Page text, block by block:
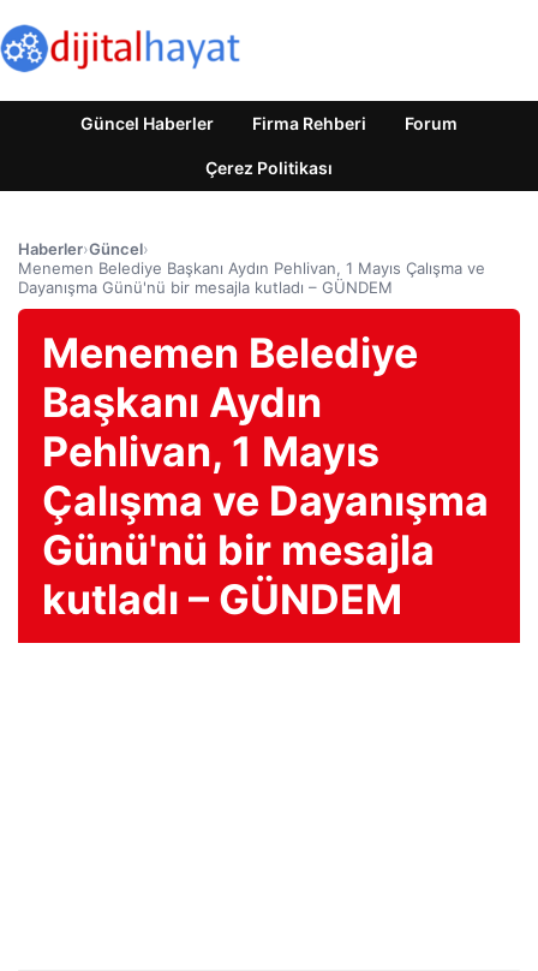
Güncel Haberler Firma Rehberi Forum
Çerez Politikası
Haberler›Güncel›
Menemen Belediye Başkanı Aydın Pehlivan, 1 Mayıs Çalışma ve
Dayanışma Günü'nü bir mesajla kutladı – GÜNDEM
Menemen Belediye
Başkanı Aydın
Pehlivan, 1 Mayıs
Çalışma ve Dayanışma
Günü'nü bir mesajla
kutladı – GÜNDEM